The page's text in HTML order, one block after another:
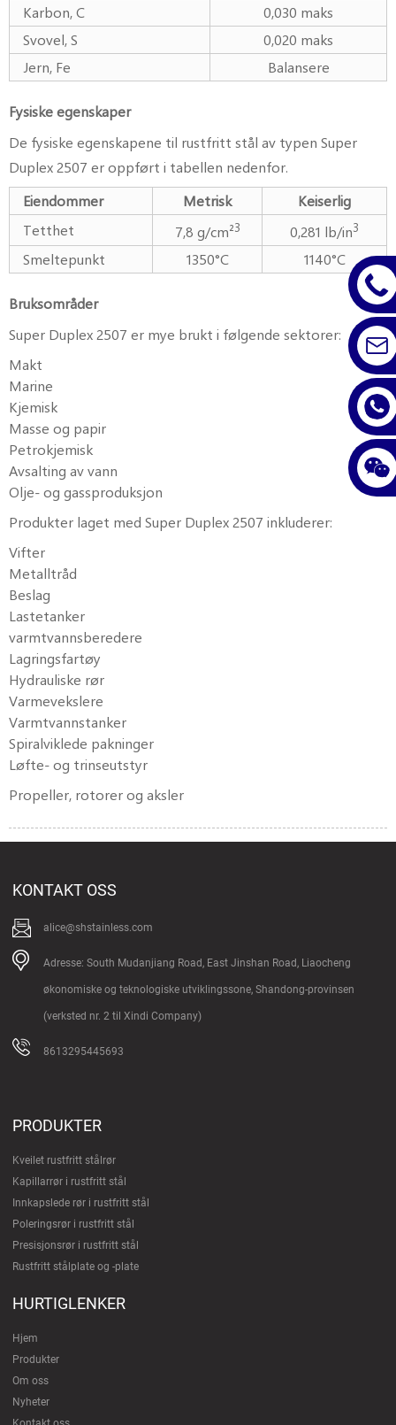
Karbon, C
0,030 maks
Svovel, S
0,020 maks
Jern, Fe
Balansere
Fysiske egenskaper
De fysiske egenskapene til rustfritt stål av typen Super
Duplex 2507 er oppført i tabellen nedenfor.
Eiendommer
Metrisk
Keiserlig
Tetthet
7,8 g/cm²3 0,281 lb/in3
Smeltepunkt 1350°C 1140°C
Bruksområder
Super Duplex 2507 er mye brukt i følgende sektorer:
Makt
Marine
Kjemisk
Masse og papir
Petrokjemisk
Avsalting av vann
Olje- og gassproduksjon
Produkter laget med Super Duplex 2507 inkluderer:
Vifter
Metalltråd
Beslag
Lastetanker
varmtvannsberedere
Lagringsfartøy
Hydrauliske rør
Varmevekslere
Varmtvannstanker
Spiralviklede pakninger
Løfte- og trinseutstyr
Propeller, rotorer og aksler
KONTAKT OSS
alice@shstainless.com
Adresse: South Mudanjiang Road, East Jinshan Road, Liaocheng
økonomiske og teknologiske utviklingssone, Shandong-provinsen
(verksted nr. 2 til Xindi Company)
8613295445693
PRODUKTER
Kveilet rustfritt stålrør
Kapillarrør i rustfritt stål
Innkapslede rør i rustfritt stål
Poleringsrør i rustfritt stål
Presisjonsrør i rustfritt stål
Rustfritt stålplate og -plate
HURTIGLENKER
Hjem
Produkter
Om oss
Nyheter